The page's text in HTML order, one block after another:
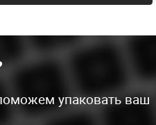
упаковать ваш